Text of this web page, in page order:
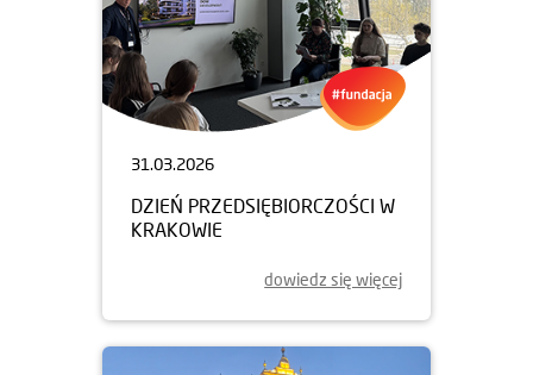
31.03.2026
DZIEŃ PRZEDSIĘBIORCZOŚCI W
KRAKOWIE
dowiedz się więcej